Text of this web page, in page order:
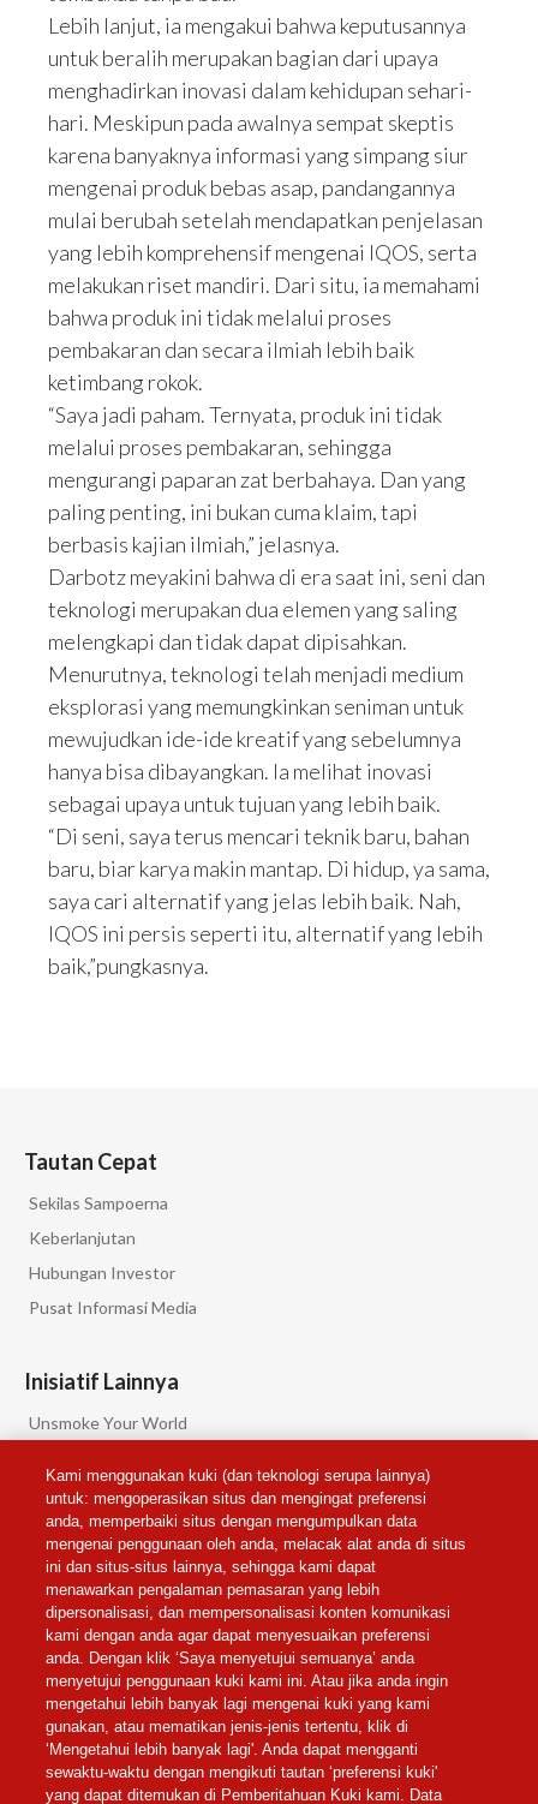
Lebih lanjut, ia mengakui bahwa keputusannya
untuk beralih merupakan bagian dari upaya
menghadirkan inovasi dalam kehidupan sehari-
hari. Meskipun pada awalnya sempat skeptis
karena banyaknya informasi yang simpang siur
mengenai produk bebas asap, pandangannya
mulai berubah setelah mendapatkan penjelasan
yang lebih komprehensif mengenai IQOS, serta
melakukan riset mandiri. Dari situ, ia memahami
bahwa produk ini tidak melalui proses
pembakaran dan secara ilmiah lebih baik
ketimbang rokok.
“Saya jadi paham. Ternyata, produk ini tidak
melalui proses pembakaran, sehingga
mengurangi paparan zat berbahaya. Dan yang
paling penting, ini bukan cuma klaim, tapi
berbasis kajian ilmiah,” jelasnya.
Darbotz meyakini bahwa di era saat ini, seni dan
teknologi merupakan dua elemen yang saling
melengkapi dan tidak dapat dipisahkan.
Menurutnya, teknologi telah menjadi medium
eksplorasi yang memungkinkan seniman untuk
mewujudkan ide-ide kreatif yang sebelumnya
hanya bisa dibayangkan. Ia melihat inovasi
sebagai upaya untuk tujuan yang lebih baik.
“Di seni, saya terus mencari teknik baru, bahan
baru, biar karya makin mantap. Di hidup, ya sama,
saya cari alternatif yang jelas lebih baik. Nah,
IQOS ini persis seperti itu, alternatif yang lebih
baik,”pungkasnya.
Tautan Cepat
Sekilas Sampoerna
Keberlanjutan
Hubungan Investor
Pusat Informasi Media
Inisiatif Lainnya
Unsmoke Your World
PMI Privacy
Pengaturan Cookie
Ikuti Kami
Kami menggunakan kuki (dan teknologi serupa lainnya)
untuk: mengoperasikan situs dan mengingat preferensi
anda, memperbaiki situs dengan mengumpulkan data
mengenai penggunaan oleh anda, melacak alat anda di situs
ini dan situs-situs lainnya, sehingga kami dapat
menawarkan pengalaman pemasaran yang lebih
dipersonalisasi, dan mempersonalisasi konten komunikasi
kami dengan anda agar dapat menyesuaikan preferensi
anda. Dengan klik ‘Saya menyetujui semuanya’ anda
menyetujui penggunaan kuki kami ini. Atau jika anda ingin
mengetahui lebih banyak lagi mengenai kuki yang kami
gunakan, atau mematikan jenis-jenis tertentu, klik di
‘Mengetahui lebih banyak lagi'. Anda dapat mengganti
sewaktu-waktu dengan mengikuti tautan ‘preferensi kuki'
yang dapat ditemukan di Pemberitahuan Kuki kami. Data